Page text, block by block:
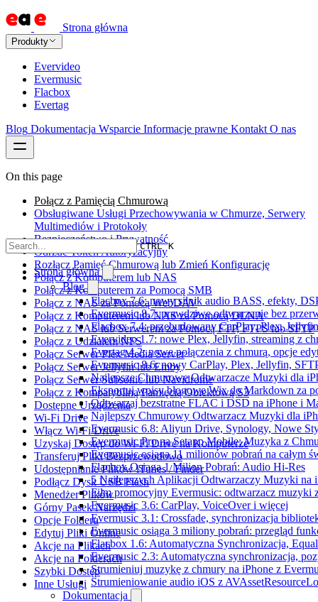
Strona główna
Produkty
Evervideo
Evermusic
Flacbox
Evertag
Blog Dokumentacja Wsparcie Informacje prawne Kontakt O nas
CTRL K
Strona główna
Blog
Flacbox 7.6: nowy silnik audio BASS, efekty,
Evermusic 8.7: prawdziwe odtwarzanie bez
Flacbox 7.4: przebudowany CarPlay, Plex,
Evervideo 1.7: nowe Plex, Jellyfin, streaming z
Evertag 4.2: nowe połączenia z chmurą, opcje
Evermusic 8.6: nowy CarPlay, Plex, Jellyfin,
Najlepsze Chmurowe Odtwarzacze Muzyki dla
Eksportuj wpisy blogowe Wix do Markdown za
Odtwarzaj bezstratne FLAC i DSD na iPhone i
Najlepszy Chmurowy Odtwarzacz Muzyki dla
Evermusic 6.8: Aliyun Drive, Synology, Nowe
Evermusic Pro na Setapp Mobile: Muzyka z
Evermusic osiąga 11 milionów pobrań na całym
Flacbox Osiąga 1 Milion Pobrań: Audio Hi-Res
5 Najlepszych Aplikacji Odtwarzaczy Muzyki na
Film promocyjny Evermusic: odtwarzacz muzyki
Evermusic 3.6: CarPlay, VoiceOver i więcej
Evermusic 3.1: Crossfade, synchronizacja
Evermusic osiąga 3 miliony pobrań: przegląd
Flacbox 1.6: Automatyczna Synchronizacja,
Evermusic 2.3: Automatyczna synchronizacja,
Strumieniuj muzykę z chmury na iPhone z
Strumieniowanie audio iOS z
Dokumentacja
On this page
Połącz z Pamięcią Chmurową
Obsługiwane Usługi Przechowywania w Chmurze, Serwery
Multimediów i Protokoły
Bezpieczeństwo i Prywatność
Odrzuć Token Autoryzacyjny
Rozłącz Pamięć Chmurową lub Zmień Konfigurację
Połącz z Komputerem lub NAS
Połącz z Komputerem za Pomocą SMB
Połącz z NAS za Pomocą WebDAV
Połącz z Komputerem lub NAS za Pomocą DLNA
Połącz z NAS lub Serwerem za Pomocą FTP, FTPS lub SFTP
Połącz z Udziałem NFS
Połącz Serwer Plex Media Server
Połącz Serwer Jellyfin lub Emby
Połącz Serwer Subsonic lub Navidrome
Połącz z Kompatybilną Pamięcią Obiektową S3
Dostępne Urządzenia
Wi-Fi Drive
Włącz Wi-Fi Drive
Uzyskaj Dostęp do Wi-Fi Drive na Komputerze
Transferuj Pliki Bezprzewodowo
Udostępnianie Plików iTunes / Finder
Podłącz Dysk USB Flash
Menedżer Plików
Górny Pasek Narzędzi
Opcje Folderu
Edytuj Pliki Online
Akcje na Plikach
Akcje na Folderach
Szybki Dostęp
Inne Usługi